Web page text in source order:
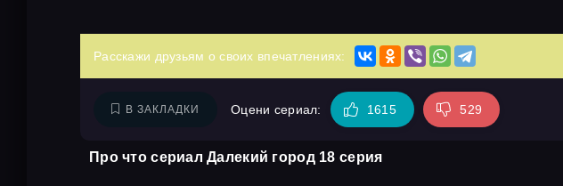
Расскажи друзьям о своих впечатлениях:
В ЗАКЛАДКИ Оцени сериал: 1615 529
Про что сериал Далекий город 18 серия